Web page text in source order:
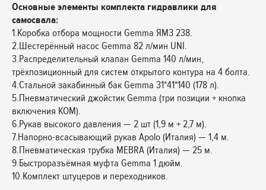
Основные элементы комплекта гидравлики для
самосвала:
1.Коробка отбора мощности Gemma ЯМЗ 238.
2.Шестерённый насос Gemma 82 л/мин UNI.
3.Распределительный клапан Gemma 140 л/мин,
трёхпозиционный для систем открытого контура на 4 болта.
4.Стальной закабинный бак Gemma 31*41*140 (178 л).
5.Пневматический джойстик Gemma (три позиции + кнопка
включения КОМ).
6.Рукав высокого давления — 2 шт (1,9 м + 2,7 м).
7.Напорно-всасывающий рукав Apolo (Италия) — 1,4 м.
8.Пневматическая трубка MEBRA (Италия) — 25 м.
9.Быстроразъёмная муфта Gemma 1 дюйм.
10.Комплект штуцеров и переходников.